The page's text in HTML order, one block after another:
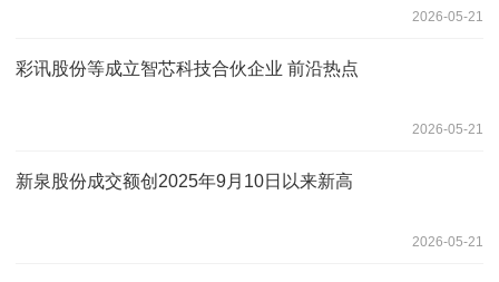
2026-05-21
彩讯股份等成立智芯科技合伙企业 前沿热点
2026-05-21
新泉股份成交额创2025年9月10日以来新高
2026-05-21